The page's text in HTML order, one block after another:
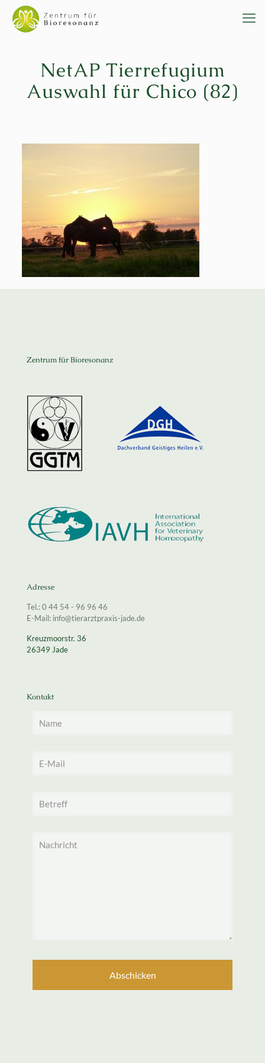
NetAP Tierrefugium
Auswahl für Chico (82)
Zentrum für Bioresonanz
Adresse
Tel.: 0 44 54 - 96 96 46
E-Mail: info@tierarztpraxis-jade.de
Kreuzmoorstr. 36
26349 Jade
Kontakt